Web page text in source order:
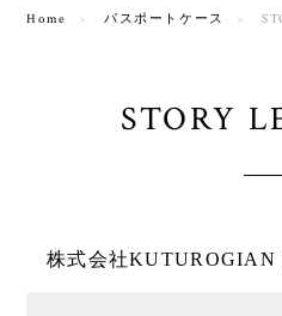
Home パスポートケース
STORY
株式会社KUTUROGIAN